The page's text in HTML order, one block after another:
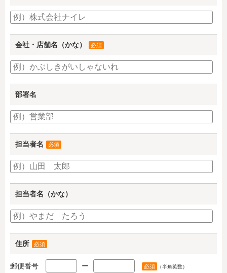
会社・店舗名（かな） 必須
部署名
担当者名 必須
担当者名（かな）
住所 必須
郵便番号 ー 必須 （半角英数）